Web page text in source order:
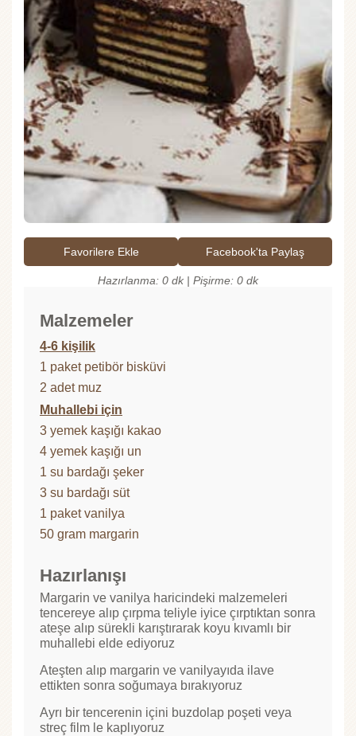
Favorilere Ekle Facebook'ta Paylaş
Hazırlanma: 0 dk | Pişirme: 0 dk
Malzemeler
4-6 kişilik
1 paket petibör bisküvi
2 adet muz
Muhallebi için
3 yemek kaşığı kakao
4 yemek kaşığı un
1 su bardağı şeker
3 su bardağı süt
1 paket vanilya
50 gram margarin
Hazırlanışı
Margarin ve vanilya haricindeki malzemeleri
tencereye alıp çırpma teliyle iyice çırptıktan sonra
ateşe alıp sürekli karıştırarak koyu kıvamlı bir
muhallebi elde ediyoruz
Ateşten alıp margarin ve vanilyayıda ilave
ettikten sonra soğumaya bırakıyoruz
Ayrı bir tencerenin içini buzdolap poşeti veya
streç film le kaplıyoruz